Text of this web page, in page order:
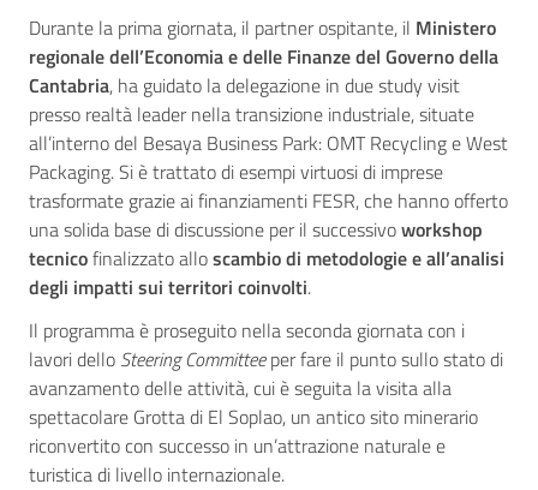
Durante la prima giornata, il partner ospitante, il Ministero
regionale dell’Economia e delle Finanze del Governo della
Cantabria, ha guidato la delegazione in due study visit
presso realtà leader nella transizione industriale, situate
all’interno del Besaya Business Park: OMT Recycling e West
Packaging. Si è trattato di esempi virtuosi di imprese
trasformate grazie ai finanziamenti FESR, che hanno offerto
una solida base di discussione per il successivoworkshop
tecnicofinalizzato alloscambio di metodologie e all’analisi
degli impatti sui territori coinvolti.
Il programma è proseguito nella seconda giornata con i
lavori dello Steering Committeeper fare il punto sullo stato di
avanzamento delle attività, cui è seguita la visita alla
spettacolare Grotta di El Soplao, un antico sito minerario
riconvertito con successo in un’attrazione naturale e
turistica di livello internazionale.